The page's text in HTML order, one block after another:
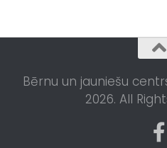
Bērnu un jauniešu
2026. All